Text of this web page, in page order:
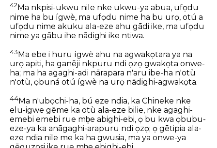
42Ma nkpisi-ukwu nile nke ukwu-ya abua, ufọdu
nime ha bu ígwè, ma ufọdu nime ha bu urọ, otú a
ufọdu nime akuku ala-eze ahu gādi ike, ma ufọdu
nime ya gābu ihe nādighi ike ntiwa.
43Ma ebe i huru ígwè ahu na agwakọtara ya na
urọ apiti, ha ganēji nkpuru ndi ọzọ gwakọta onwe-
ha; ma ha agaghi-adi nārapara n'aru ibe-ha n'otù
n'otù, ọbuná otú ígwè na urọ nādighi-agwakọta.
44Ma n'ubọchi-ha, bú eze ndia, ka Chineke nke
elu-igwe gēme ka otù ala-eze bilie, nke agaghi-
emebi emebi rue mb͕e abighi-ebi, ọ bu kwa ọbubu-
eze-ya ka anāgaghi-arapuru ndi ọzọ; ọ gētipia ala-
eze ndia nile me ka ha gwusia, ma ya onwe-ya